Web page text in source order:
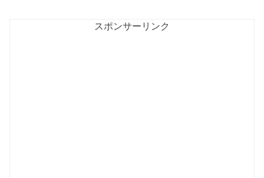
スポンサーリンク